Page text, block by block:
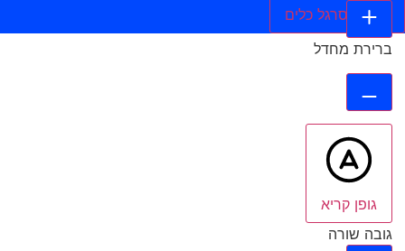
הסתר סרגל כלים
ברירת מחדל
גופן קריא
גובה שורה